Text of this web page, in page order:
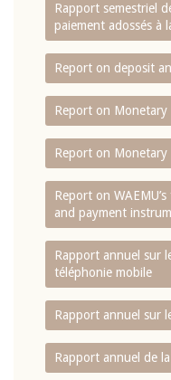
Rapport semestriel
paiement adossés à
Report on deposit
Report on Monetary
Report on Monetary
Report on
and payment
Rapport annuel sur
téléphonie mobile
Rapport annuel sur
Rapport annuel de la